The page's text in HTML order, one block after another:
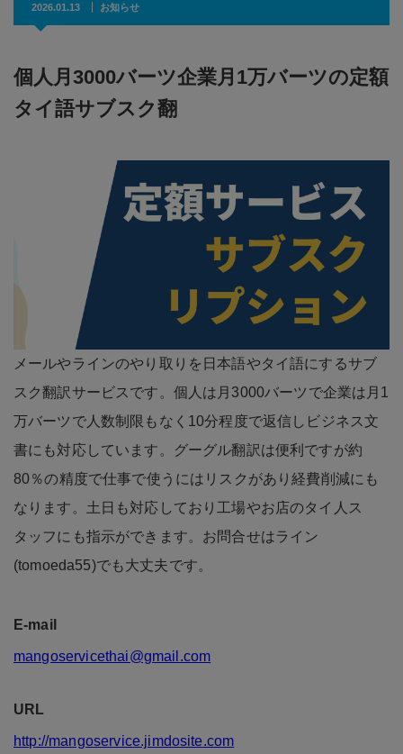
2026.01.13 お知らせ
個人月3000バーツ企業月1万バーツの定額
タイ語サブスク翻
メールやラインのやり取りを日本語やタイ語にするサブ
スク翻訳サービスです。個人は月3000バーツで企業は月1
万バーツで人数制限もなく10分程度で返信しビジネス文
書にも対応しています。グーグル翻訳は便利ですが約
80％の精度で仕事で使うにはリスクがあり経費削減にも
なります。土日も対応しており工場やお店のタイ人ス
タッフにも指示ができます。お問合せはライン
(tomoeda55)でも大丈夫です。
E-mail
mangoservicethai@gmail.com
URL
http://mangoservice.jimdosite.com